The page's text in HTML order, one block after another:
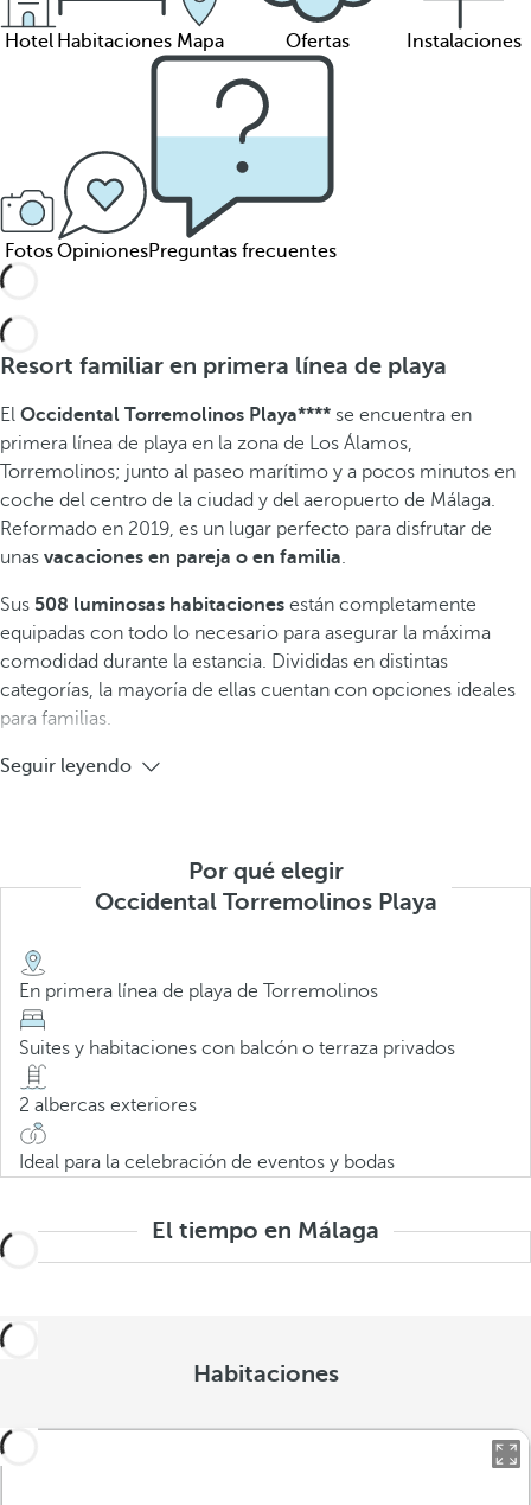
Hotel Habitaciones Mapa Ofertas Instalaciones
FotosOpinionesPreguntas frecuentes
Resort familiar en primera línea de playa
El Occidental Torremolinos Playa**** se encuentra en
primera línea de playa en la zona de Los Álamos,
Torremolinos; junto al paseo marítimo y a pocos minutos en
coche del centro de la ciudad y del aeropuerto de Málaga.
Reformado en 2019, es un lugar perfecto para disfrutar de
unas vacaciones en pareja o en familia.
Sus 508 luminosas habitaciones están completamente
equipadas con todo lo necesario para asegurar la máxima
comodidad durante la estancia. Divididas en distintas
categorías, la mayoría de ellas cuentan con opciones ideales
para familias.
Seguir leyendo
Por qué elegir
Occidental Torremolinos Playa
En primera línea de playa de Torremolinos
Suites y habitaciones con balcón o terraza privados
2 albercas exteriores
Ideal para la celebración de eventos y bodas
El tiempo en Málaga
Habitaciones